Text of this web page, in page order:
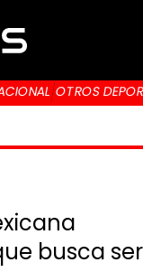
OTROS
busca ser